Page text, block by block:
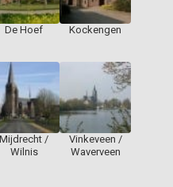
De Hoef Kockengen
Mijdrecht /
Wilnis
Vinkeveen /
Waverveen